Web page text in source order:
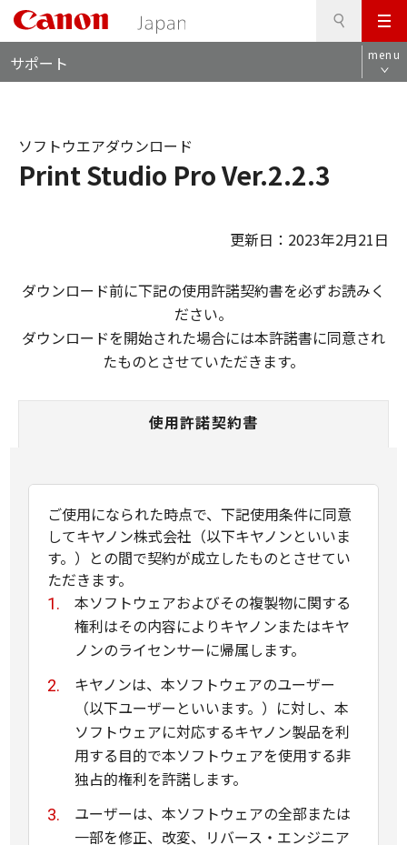
メ
ニ
ュ
サポート menu
Print Studio Pro Ver.2.2.3
ソフトウエアダウンロード
更新日：2023年2月21日
ダウンロード前に下記の使用許諾契約書を必ずお読みく
ださい。
ダウンロードを開始された場合には本許諾書に同意され
たものとさせていただきます。
使用許諾契約書
ご使用になられた時点で、下記使用条件に同意
してキヤノン株式会社（以下キヤノンといいま
す。）との間で契約が成立したものとさせてい
ただきます。
本ソフトウェアおよびその複製物に関する
権利はその内容によりキヤノンまたはキヤ
ノンのライセンサーに帰属します。
キヤノンは、本ソフトウェアのユーザー
（以下ユーザーといいます。）に対し、本
ソフトウェアに対応するキヤノン製品を利
用する目的で本ソフトウェアを使用する非
独占的権利を許諾します。
ユーザーは、本ソフトウェアの全部または
一部を修正、改変、リバース・エンジニア